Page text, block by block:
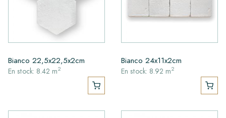
Bianco 22,5x22,5x2cm
En stock: 8.42 m2
Bianco 24x11x2cm
En stock: 8.92 m2